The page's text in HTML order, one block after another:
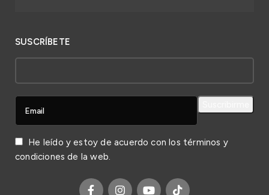
SUSCRÍBETE
He leído y estoy de acuerdo con los términos y
condiciones de la web.